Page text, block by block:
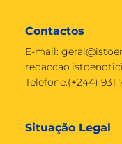
Contactos
E-mail:
Telefone:(+244) 931
Situação Legal